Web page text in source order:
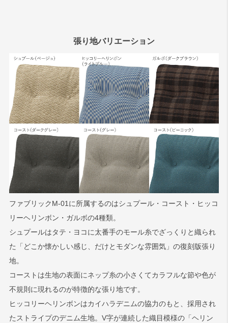
張り地バリエーション
ファブリックM-01に所属するのはシュプール・コースト・ヒッコ
リーヘリンボン・ガルボの4種類。
シュプールはタテ・ヨコに太番手のモール糸でざっくりと織られ
た「どこか懐かしい感じ、だけとモダンな雰囲気」の復刻版張り
地。
コーストは生地の表面にネップ糸の小さくてカラフルな節や色が
不規則に現れるのが特徴的な張り地です。
ヒッコリーヘリンボンはカイハラデニムの協力のもと、採用され
たストライプのデニム生地。V字が連続した織目模様の「ヘリン